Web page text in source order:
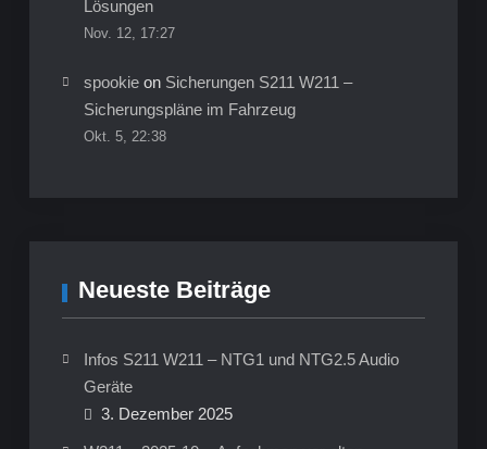
Lösungen
Nov. 12, 17:27
spookieon Sicherungen S211 W211 –
Sicherungspläne im Fahrzeug
Okt. 5, 22:38
Neueste Beiträge
Infos S211 W211 – NTG1 und NTG2.5 Audio
Geräte
3. Dezember 2025